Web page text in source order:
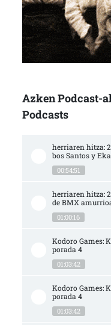
Azken Podcast-
Podcasts
herriaren hitza:
bos Santos y
00:54:51
herriaren hitza:
de BMX
01:00:16
Kodoro Games:
porada 4
01:03:42
Kodoro Games:
porada 4
01:03:42